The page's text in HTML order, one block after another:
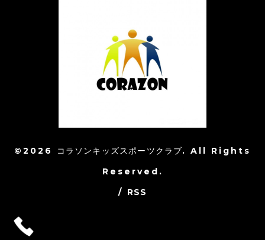
©2026 コラソンキッズスポーツクラブ. All Rights
Reserved.
/ RSS